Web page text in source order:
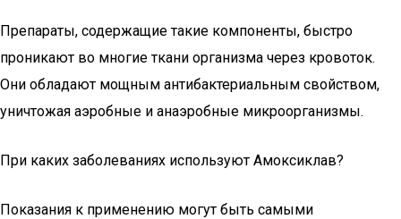
Препараты, содержащие такие компоненты, быстро
проникают во многие ткани организма через кровоток.
Они обладают мощным антибактериальным свойством,
уничтожая аэробные и анаэробные микроорганизмы.
При каких заболеваниях используют Амоксиклав?
Показания к применению могут быть самыми